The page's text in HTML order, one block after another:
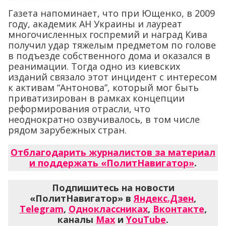
Газета напоминает, что при Ющенко, в 2009
году, академик АН Украины и лауреат
многочисленных госпремий и наград Кива
получил удар тяжелым предметом по голове
в подъезде собственного дома и оказался в
реанимации. Тогда одно из киевских
изданий связало этот инцидент с интересом
к активам “Антонова”, который мог быть
приватизирован в рамках концепции
реформирования отрасли, что
неоднократно озвучивалось, в том числе
рядом зарубежных стран.
Отблагодарить журналистов за материал
и поддержать «ПолитНавигатор».
Подпишитесь на новости
«ПолитНавигатор» вЯндекс.Дзен,
Telegram, Одноклассниках, Вконтакте,
каналы Max и YouTube.